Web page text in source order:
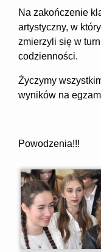
Na zakończenie
artystyczny, w
zmierzyli się w
codzienności.
Życzymy
wyników na
Powodzenia!!!